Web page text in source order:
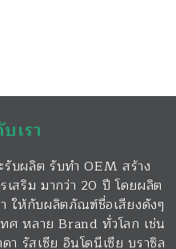
เรา
รับผลิต รับทำ OEM สร้าง
สริม มากว่า 20 ปี โดยผลิต
ให้กับผลิตภัณฑ์ชื่อเสียงดังๆ
ศ หลาย Brand ทั่วโลก เช่น
รัสเซีย อินโดนีเซีย บราซิล